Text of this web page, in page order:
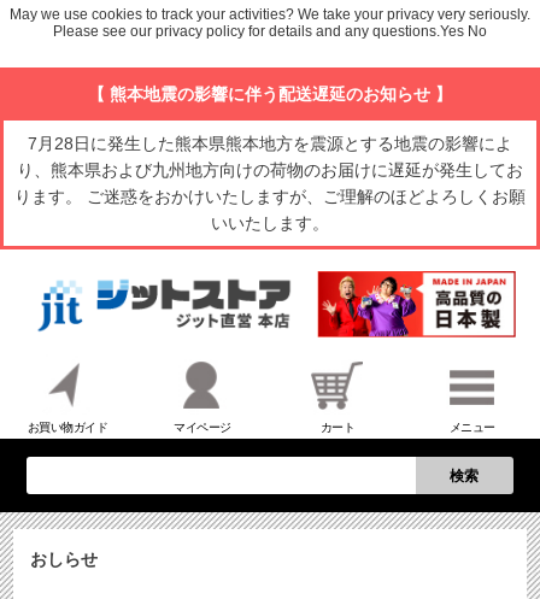
【 熊本地震の影響に伴う配送遅延のお知らせ 】
7月28日に発生した熊本県熊本地方を震源とする地震の影響によ
り、熊本県および九州地方向けの荷物のお届けに遅延が発生してお
ります。 ご迷惑をおかけいたしますが、ご理解のほどよろしくお願
いいたします。
お買い物ガイド マイページ カート メニュー
検索
おしらせ
May we use cookies to track your activities? We take your privacy very seriously.
Please see our privacy policy for details and any questions.Yes No